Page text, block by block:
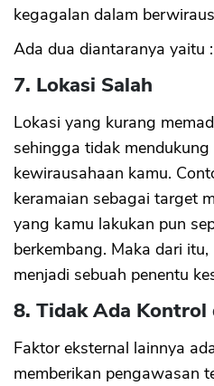
kegagalan dalam
Ada dua diantaranya yaitu :
7. Lokasi Salah
Lokasi yang kurang
sehingga tidak
kewirausahaan kamu.
keramaian sebagai target
yang kamu lakukan pun
berkembang. Maka dari
menjadi sebuah penentu
8. Tidak Ada Kontrol
Faktor eksternal lainnya
memberikan pengawasan